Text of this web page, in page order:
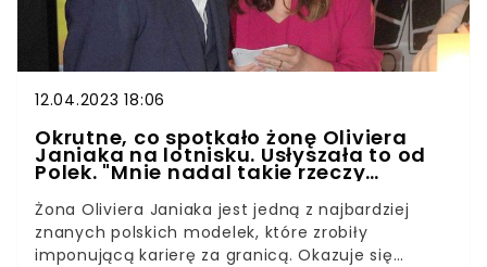
12.04.2023 18:06
Okrutne, co spotkało żonę Oliviera
Janiaka na lotnisku. Usłyszała to od
Polek. "Mnie nadal takie rzeczy
Żona Oliviera Janiaka jest jedną z najbardziej
znanych polskich modelek, które zrobiły
imponującą karierę za granicą. Okazuje się